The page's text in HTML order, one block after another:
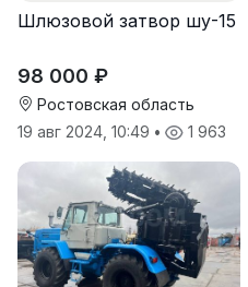
Шлюзовой затвор шу-15
98 000 ₽
Ростовская область
19 авг 2024, 10:49 • 1 963